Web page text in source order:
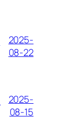
2025-
08-22
2025-
08-15